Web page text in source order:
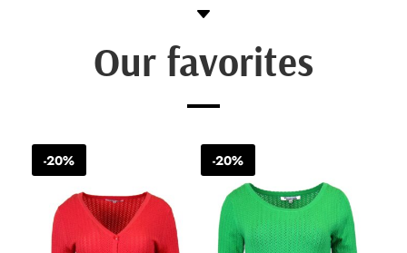
C
Our favorites
-20% -20%